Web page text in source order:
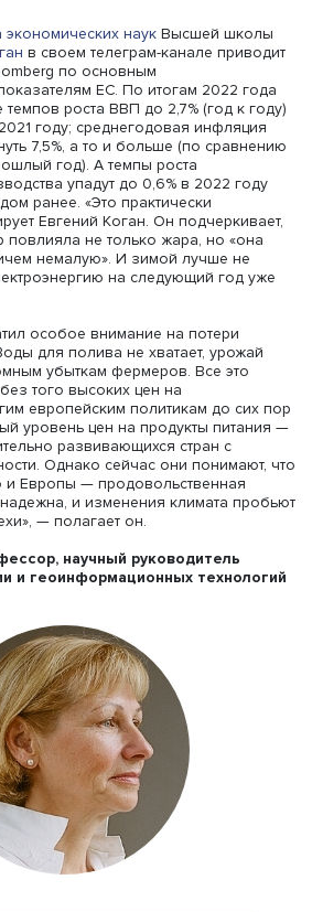
— энергетическая бедность
Куричев. «В Европе цены на газ
выше 1000 долларов за тысячу
прошлого года, в последние
на электроэнергию. Когда
200–300, а то и свыше 500
передачу и сбыт электроэнергии
могут увеличиться на
Многие люди не могут позволить
жилья и вынуждены
эксперт. В таких условиях
По данным на конец июля,
уже в десятки тысяч
падает производительность
ВВП.
экономических наук Высшей
Коганв своем телеграм-канале
Bloomberg по основным
показателям ЕС. По итогам 2022
темпов роста ВВП до 2,7% (год к
в 2021 году; среднегодовая
7,5%, а то и больше (по
год). А темпы роста
упадут до 0,6% в 2022
ранее. «Это практически
Евгений Коган. Он
повлияла не только жара, но
причем немалую». И зимой лучше
электроэнергию на следующий
особое внимание на потери
Воды для полива не хватает,
убыткам фермеров. Все
и без того высоких цен на
европейским политикам до
уровень цен на продукты
развивающихся стран с